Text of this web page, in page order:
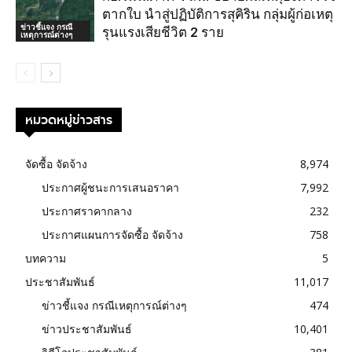
ข่าวชี้แจง กรณี
เหตุการณ์ต่างๆ
ตากใบ นำสู่ปฏิบัติการสุคิริน กลุ่มผู้ก่อเหตุ
รุนแรงเสียชีวิต 2 ราย
หมวดหมู่ข่าวสาร
จัดซื้อ จัดจ้าง
8,974
ประกาศผู้ชนะการเสนอราคา
7,992
ประกาศราคากลาง
232
ประกาศแผนการจัดซื้อ จัดจ้าง
758
บทความ
5
ประชาสัมพันธ์
11,017
ข่าวชี้แจง กรณีเหตุการณ์ต่างๆ
474
ข่าวประชาสัมพันธ์
10,401